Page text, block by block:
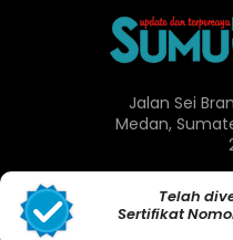
Jalan Sei
Medan,
Telah
Sertifikat